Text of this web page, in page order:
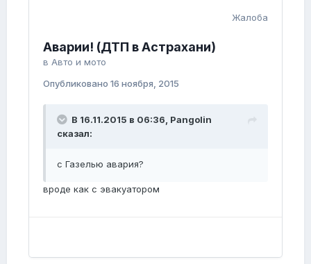
Жалоба
Аварии! (ДТП в Астрахани)
в Авто и мото
Опубликовано 16 ноября, 2015
В 16.11.2015 в 06:36, Pangolin
сказал:
с Газелью авария?
вроде как с эвакуатором